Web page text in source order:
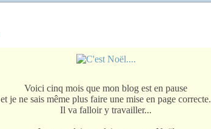
Voici cinq mois que mon blog est en pause
et je ne sais même plus faire une mise en page correcte.
Il va falloir y travailler...